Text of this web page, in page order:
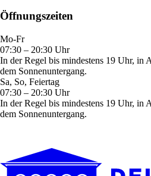
Öffnungszeiten
Mo-Fr
07:30 – 20:30 Uhr
In der Regel bis mindestens 19 Uhr, in
dem Sonnenuntergang.
Sa, So, Feiertag
07:30 – 20:30 Uhr
In der Regel bis mindestens 19 Uhr, in
dem Sonnenuntergang.